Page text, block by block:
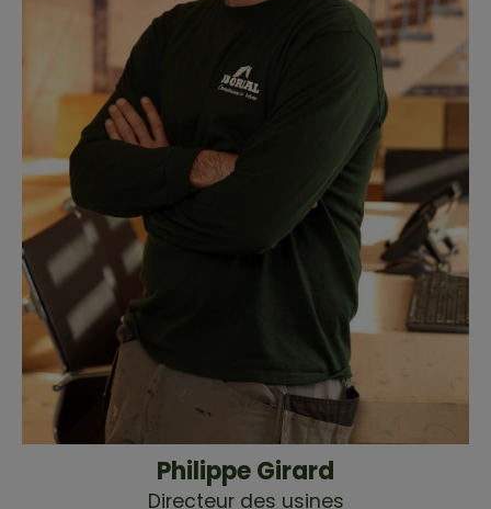
Philippe Girard
Directeur des usines